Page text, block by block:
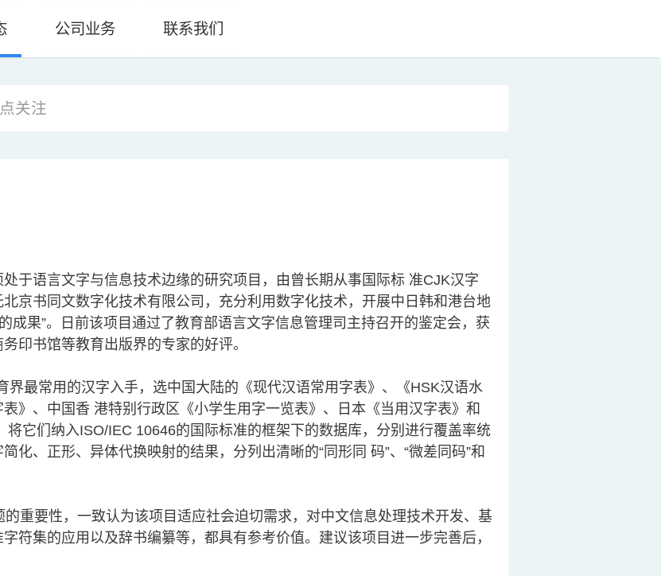
公司业务 联系我们
关注
处于语言文字与信息技术边缘的研究项目，由曾长期从事国际标 准CJK汉字
京书同文数字化技术有限公司，充分利用数字化技术，开展中日韩和港台地
成果”。日前该项目通过了教育部语言文字信息管理司主持召开的鉴定会，获
印书馆等教育出版界的专家的好评。
最常用的汉字入手，选中国大陆的《现代汉语常用字表》、《HSK汉语水
》、中国香 港特别行政区《小学生用字一览表》、日本《当用汉字表》和
它们纳入ISO/IEC 10646的国际标准的框架下的数据库，分别进行覆盖率统
化、正形、异体代换映射的结果，分列出清晰的“同形同 码”、“微差同码”和
重要性，一致认为该项目适应社会迫切需求，对中文信息处理技术开发、基
符集的应用以及辞书编纂等，都具有参考价值。建议该项目进一步完善后，